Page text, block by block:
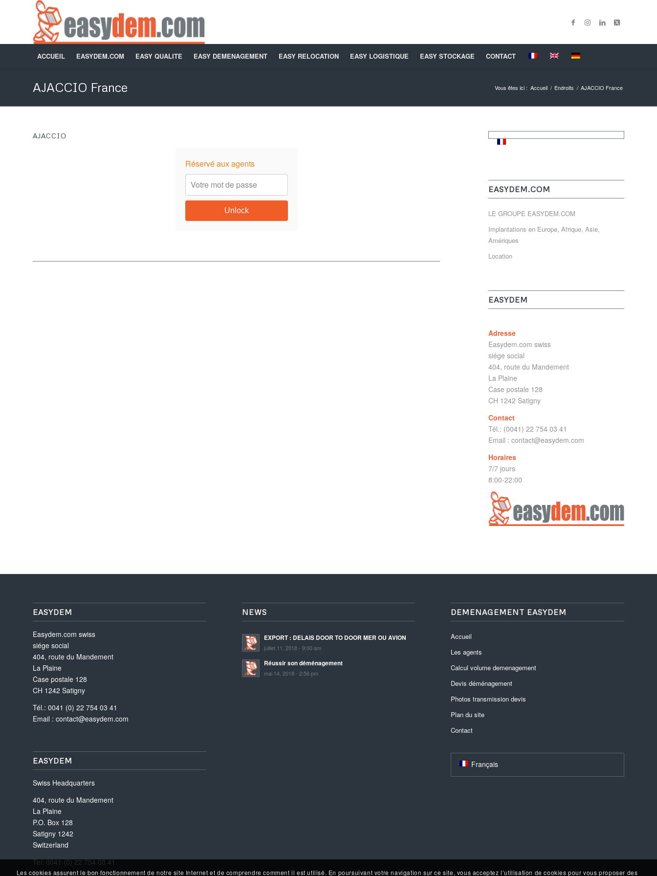
ACCUEIL EASYDEM.COM EASY QUALITE EASY DEMENAGEMENT EASY RELOCATION EASY LOGISTIQUE EASY STOCKAGE CONTACT
AJACCIO France Vous êtes ici : Accueil / Endroits / AJACCIO France
AJACCIO
Réservé aux agents
Unlock
EASYDEM.COM
LE GROUPE EASYDEM.COM
Implantations en Europe, Afrique, Asie,
Amériques
Location
EASYDEM
Adresse
Easydem.com swiss
siége social
404, route du Mandement
La Plaine
Case postale 128
CH 1242 Satigny
Contact
Tél.: (0041) 22 754 03 41
Email :contact@easydem.com
Horaires
7/7 jours
8:00-22:00
EASYDEM
Easydem.com swiss
siége social
404, route du Mandement
La Plaine
Case postale 128
CH 1242 Satigny
Tél.: 0041 (0) 22 754 03 41
Email : contact@easydem.com
EASYDEM
Swiss Headquarters
404, route du Mandement
La Plaine
P.O. Box 128
Satigny 1242
Switzerland
Tel: 0041 (0) 22 754 03 41
Email :contact@easydem.com
NEWS
EXPORT : DELAIS DOOR TO DOOR MER OU AVION
juillet 11, 2018 - 9:00 am
Réussir son déménagement
mai 14, 2018 - 2:56 pm
DEMENAGEMENT EASYDEM
Accueil
Les agents
Calcul volume demenagement
Devis déménagement
Photos transmission devis
Plan du site
Contact
Français
Les cookies assurent le bon fonctionnement de notre site Internet et de comprendre comment il est utilisé. En poursuivant votre navigation sur ce site, vous acceptez l’utilisation de cookies pour vous proposer des